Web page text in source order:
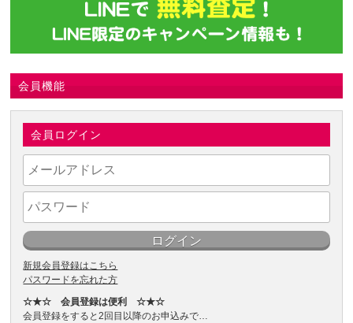
会員機能
会員ログイン
新規会員登録はこちら
パスワードを忘れた方
☆★☆ 会員登録は便利 ☆★☆
会員登録をすると2回目以降のお申込みで…